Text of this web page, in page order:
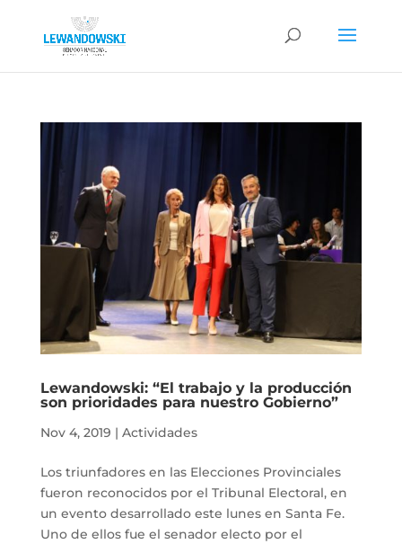
Lewandowski: “El trabajo y la producción
son prioridades para nuestro Gobierno”
Nov 4, 2019 | Actividades
Los triunfadores en las Elecciones Provinciales
fueron reconocidos por el Tribunal Electoral, en
un evento desarrollado este lunes en Santa Fe.
Uno de ellos fue el senador electo por el